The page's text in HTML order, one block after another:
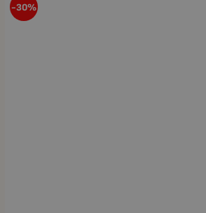
-30%